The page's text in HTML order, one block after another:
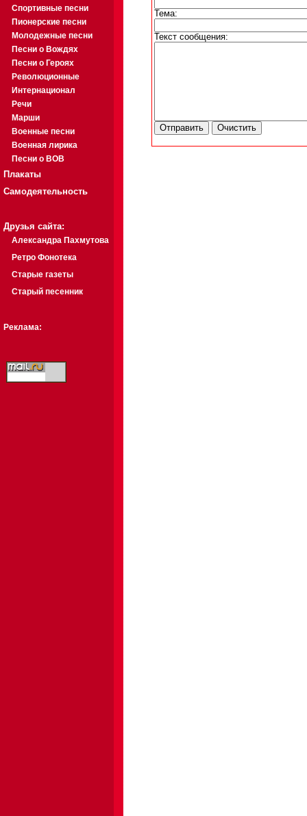
Спортивные песни
Пионерские песни
Молодежные песни
Песни о Вождях
Песни о Героях
Революционные
Интернационал
Речи
Марши
Военные песни
Военная лирика
Песни о ВОВ
Плакаты
Самодеятельность
Друзья сайта:
Александра Пахмутова
Ретро Фонотека
Старые газеты
Старый песенник
Реклама:
Тема:
Текст сообщения: